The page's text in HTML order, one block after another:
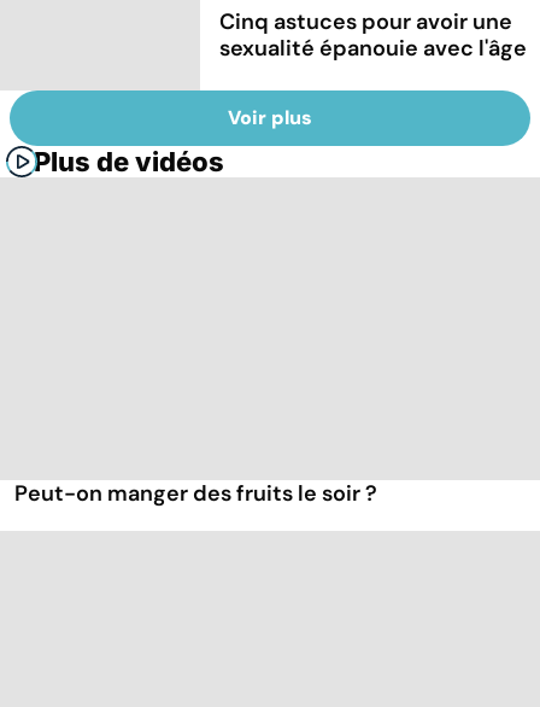
Cinq astuces pour avoir une
sexualité épanouie avec l'âge
Voir plus
Plus de vidéos
Peut-on manger des fruits le soir ?